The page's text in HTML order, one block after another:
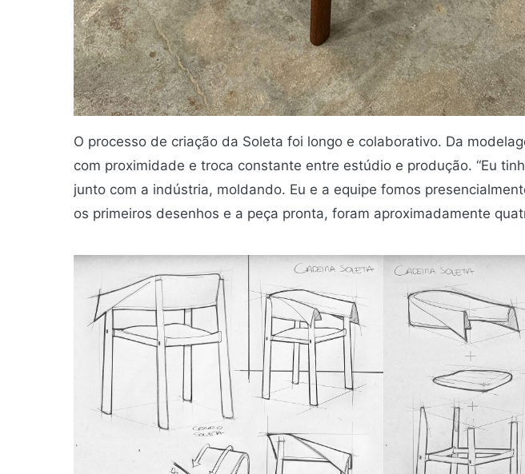
O processo de criação da Soleta foi longo e colaborativo. Da
com proximidade e troca constante entre estúdio e produção. “Eu
junto com a indústria, moldando. Eu e a equipe fomos
os primeiros desenhos e a peça pronta, foram aproximadamente